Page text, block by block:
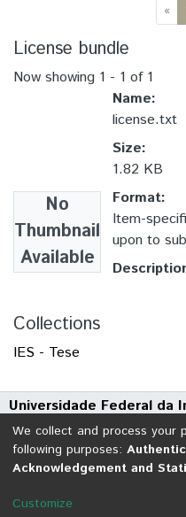
«
License bundle
Now showing 1 - 1 of 1
No
Thumbnail
Available
Name:
license.txt
Size:
1.82 KB
Format:
Item-
upon to
Collections
IES - Tese
Universidade Federal da
Avenida Tarquínio Joslin
CEP: 85870-650 |
DSpace software
We collect and process your
following purposes:
Acknowledgement and
Customize